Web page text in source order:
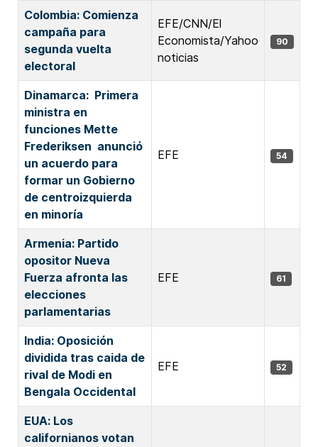
Articles
Colombia: Comienza
campaña para
segunda vuelta
electoral
EFE/CNN/El
Economista/Yahoo
noticias
90
Dinamarca: Primera
ministra en
funciones Mette
Frederiksen anunció
un acuerdo para
formar un Gobierno
de centroizquierda
en minoría
EFE 54
Armenia: Partido
opositor Nueva
Fuerza afronta las
elecciones
parlamentarias
EFE 61
India: Oposición
dividida tras caida de
rival de Modi en
Bengala Occidental
EFE 52
EUA: Los
californianos votan